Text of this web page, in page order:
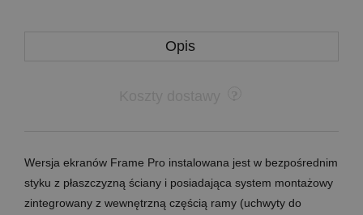
Opis
Wersja ekranów Frame Pro instalowana jest w bezpośrednim
styku z płaszczyzną ściany i posiadająca system montażowy
zintegrowany z wewnętrzną częścią ramy (uchwyty do